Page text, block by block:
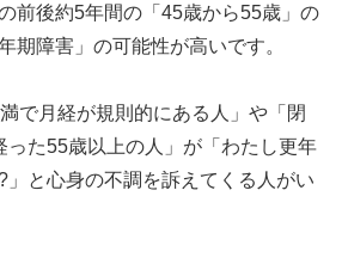
前後約5年間の「45歳から55歳」の
期障害」の可能性が高いです。
で月経が規則的にある人」や「閉
った55歳以上の人」が「わたし更年
」と心身の不調を訴えてくる人がい